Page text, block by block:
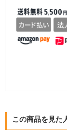
この商品を見た